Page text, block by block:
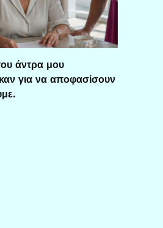
άντρα μου
για να αποφασίσουν